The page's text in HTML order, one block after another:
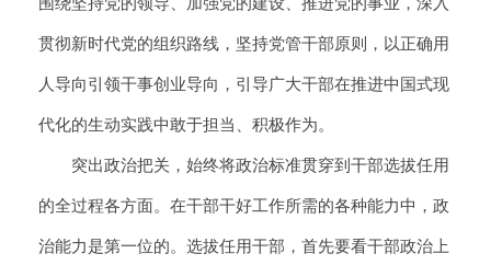
贯彻新时代党的组织路线，坚持党管干部原则，以正确用
人导向引领干事创业导向，引导广大干部在推进中国式现
代化的生动实践中敢于担当、积极作为。
突出政治把关，始终将政治标准贯穿到干部选拔任用
的全过程各方面。在干部干好工作所需的各种能力中，政
治能力是第一位的。选拔任用干部，首先要看干部政治上